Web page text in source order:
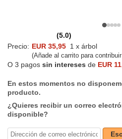
(5.0)
Precio: EUR 35,95 1 x árbol
(Añade al carrito para
O 3 pagos sin intereses de EUR
En estos momentos no
producto.
¿Quieres recibir un correo
disponible?